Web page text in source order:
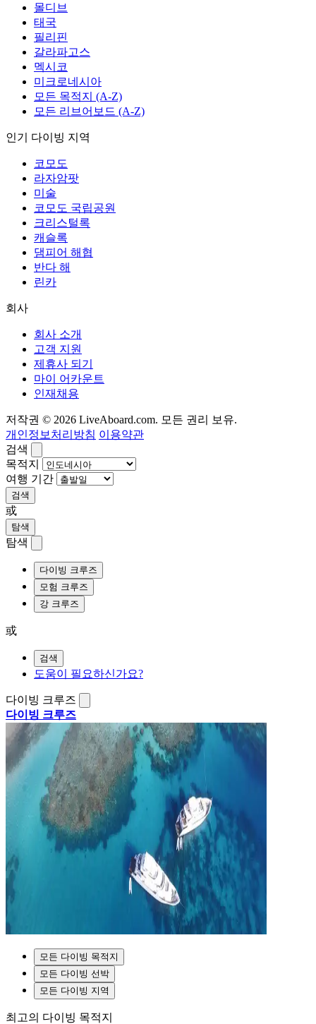
몰디브
태국
필리핀
갈라파고스
멕시코
미크로네시아
모든 목적지 (A-Z)
모든 리브어보드 (A-Z)
인기 다이빙 지역
코모도
라자암팟
미술
코모도 국립공원
크리스털록
캐슬록
댐피어 해협
반다 해
린카
회사
회사 소개
고객 지원
제휴사 되기
마이 어카운트
인재채용
저작권 © 2026 LiveAboard.com. 모든 권리 보유.
개인정보처리방침 이용약관
검색
목적지
여행 기간
검색
或
탐색
탐색
다이빙 크루즈
모험 크루즈
강 크루즈
或
검색
도움이 필요하신가요?
다이빙 크루즈
다이빙 크루즈
모든 다이빙 목적지
모든 다이빙 선박
모든 다이빙 지역
최고의 다이빙 목적지